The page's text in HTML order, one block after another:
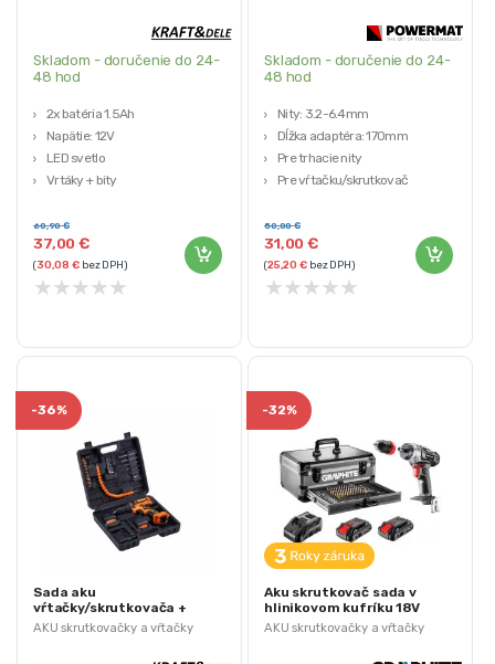
Skladom - doručenie do 24-
48 hod
2x batéria 1.5Ah
Napätie: 12V
LED svetlo
Vrtáky + bity
37,00€
60,90€
(30,08€bez DPH)
★★★★★
Skladom - doručenie do 24-
48 hod
Nity: 3.2-6.4mm
Dĺžka adaptéra: 170mm
Pre trhacie nity
Pre vŕtačku/skrutkovač
31,00€
50,00€
(25,20€bez DPH)
★★★★★
AKU skrutkovačky a vŕtačky
-36%
Sada aku
vŕtačky/skrutkovača +
príslušenstvo, 21V, 2Ah |
AKU skrutkovačky a vŕtačky
-32%
Aku skrutkovač sada v
hlinikovom kufríku 18V
2x2Ah 109ks | 58G022-PS15